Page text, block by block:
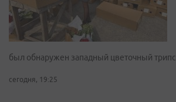
был обнаружен западный цветочный трипс
сегодня, 19:25